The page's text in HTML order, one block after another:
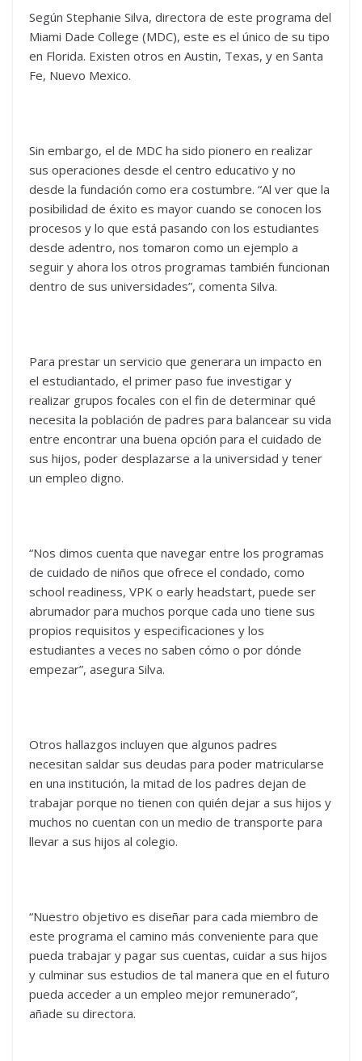
Según Stephanie Silva, directora de este programa del
Miami Dade College (MDC), este es el único de su tipo
en Florida. Existen otros en Austin, Texas, y en Santa
Fe, Nuevo Mexico.
Sin embargo, el de MDC ha sido pionero en realizar
sus operaciones desde el centro educativo y no
desde la fundación como era costumbre. “Al ver que la
posibilidad de éxito es mayor cuando se conocen los
procesos y lo que está pasando con los estudiantes
desde adentro, nos tomaron como un ejemplo a
seguir y ahora los otros programas también funcionan
dentro de sus universidades”, comenta Silva.
Para prestar un servicio que generara un impacto en
el estudiantado, el primer paso fue investigar y
realizar grupos focales con el fin de determinar qué
necesita la población de padres para balancear su vida
entre encontrar una buena opción para el cuidado de
sus hijos, poder desplazarse a la universidad y tener
un empleo digno.
“Nos dimos cuenta que navegar entre los programas
de cuidado de niños que ofrece el condado, como
school readiness, VPK o early headstart, puede ser
abrumador para muchos porque cada uno tiene sus
propios requisitos y especificaciones y los
estudiantes a veces no saben cómo o por dónde
empezar”, asegura Silva.
Otros hallazgos incluyen que algunos padres
necesitan saldar sus deudas para poder matricularse
en una institución, la mitad de los padres dejan de
trabajar porque no tienen con quién dejar a sus hijos y
muchos no cuentan con un medio de transporte para
llevar a sus hijos al colegio.
“Nuestro objetivo es diseñar para cada miembro de
este programa el camino más conveniente para que
pueda trabajar y pagar sus cuentas, cuidar a sus hijos
y culminar sus estudios de tal manera que en el futuro
pueda acceder a un empleo mejor remunerado”,
añade su directora.